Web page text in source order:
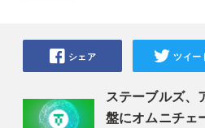
ステーブルズ、
盤にオムニチェ
シェア ツイー